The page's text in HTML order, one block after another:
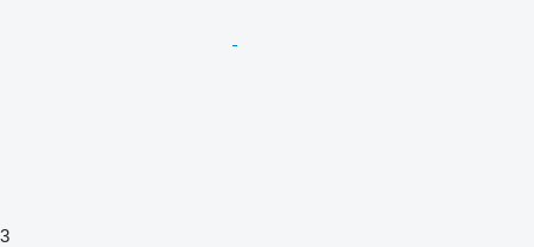
3